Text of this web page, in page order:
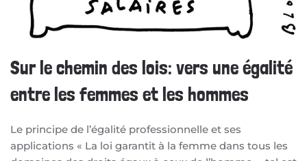
Sur le chemin des lois: vers une égalité
entre les femmes et les hommes
Le principe de l’égalité professionnelle et ses
applications « La loi garantit à la femme dans tous les